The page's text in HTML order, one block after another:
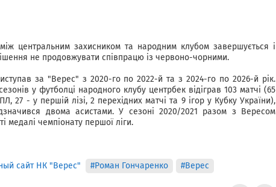
між центральним захисником та народним клубом завершується і
не продовжувати співпрацю із червоно-чорними.
за "Верес" з 2020-го по 2022-й та з 2024-го по 2026-й рік.
у футболці народного клубу центрбек відіграв 103 матчі (65
27 - у першій лізі, 2 перехідних матчі та 9 ігор у Кубку України),
двома асистами. У сезоні 2020/2021 разом з Вересом
медалі чемпіонату першої ліги.
сайт НК "Верес" #Роман Гончаренко #Верес